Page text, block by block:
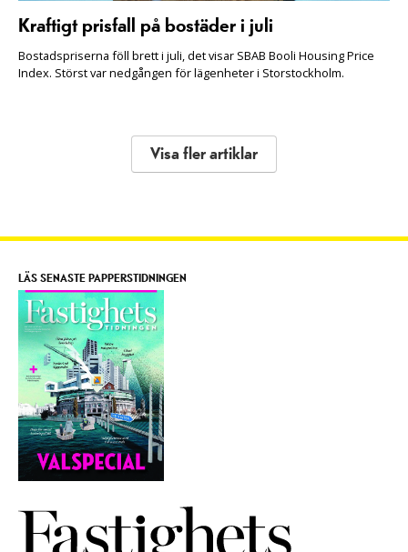
Kraftigt prisfall på bostäder i juli
Bostadspriserna föll brett i juli, det visar SBAB Booli Housing Price
Index. Störst var nedgången för lägenheter i Storstockholm.
Visa fler artiklar
LÄS SENASTE PAPPERSTIDNINGEN